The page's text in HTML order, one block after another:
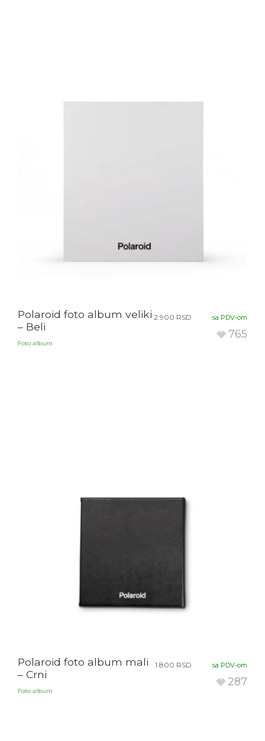
Polaroid foto album veliki
– Beli
Foto album
2.900 RSD sa PDV-om
765
Polaroid foto album mali
– Crni
Foto album
1.800 RSD sa PDV-om
287